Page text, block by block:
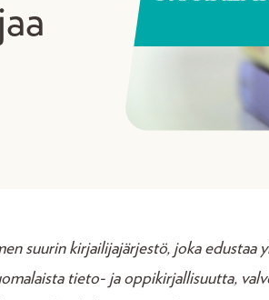
suurin kirjailijajärjestö, joka edustaa
tieto- ja oppikirjallisuutta,